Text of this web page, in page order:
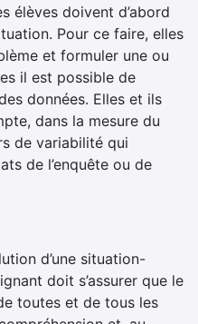
élèves doivent d’abord
Pour ce faire, elles
et formuler une ou
il est possible de
données. Elles et ils
dans la mesure du
de variabilité qui
de l’enquête ou de
d’une situation-
doit s’assurer que le
toutes et de tous les